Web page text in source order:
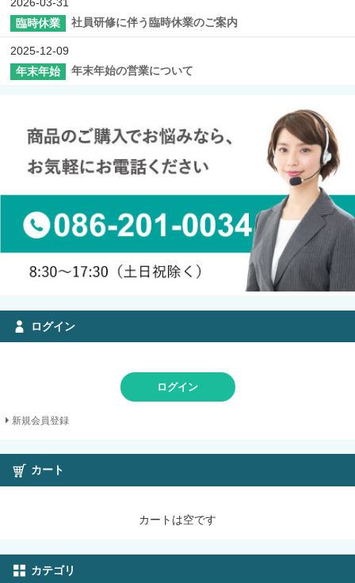
臨時休業
社員研修に伴う臨時休業のご案内
2025-12-09
年末年始
年末年始の営業について
ログイン
ログイン
新規会員登録
カート
カートは空です
カテゴリ